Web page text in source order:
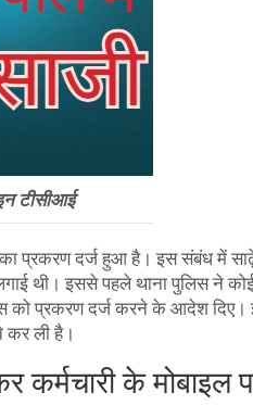
टीसीआई
प्रकरण दर्ज हुआ है। इस संबंध में
थी। इससे पहले थाना पुलिस ने कोई
को प्रकरण दर्ज करने के आदेश
कर ली है।
के मोबाइल